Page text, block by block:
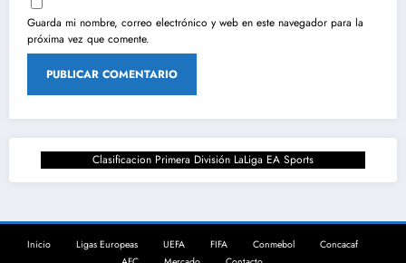
Guarda mi nombre, correo electrónico y web en este navegador para la
próxima vez que comente.
Clasificacion Primera División LaLiga EA Sports
Inicio Ligas Europeas UEFA FIFA Conmebol
Concacaf